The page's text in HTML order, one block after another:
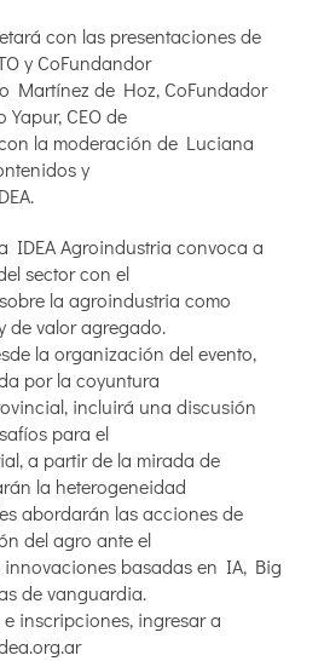
con las presentaciones de
y CoFundandor
Martínez de Hoz, CoFundador
CEO de
la moderación de Luciana
y
IDEA Agroindustria convoca a
sector con el
la agroindustria como
de valor agregado.
la organización del evento,
por la coyuntura
incluirá una discusión
para el
a partir de la mirada de
la heterogeneidad
abordarán las acciones de
del agro ante el
basadas en IA, Big
de vanguardia.
inscripciones, ingresar a